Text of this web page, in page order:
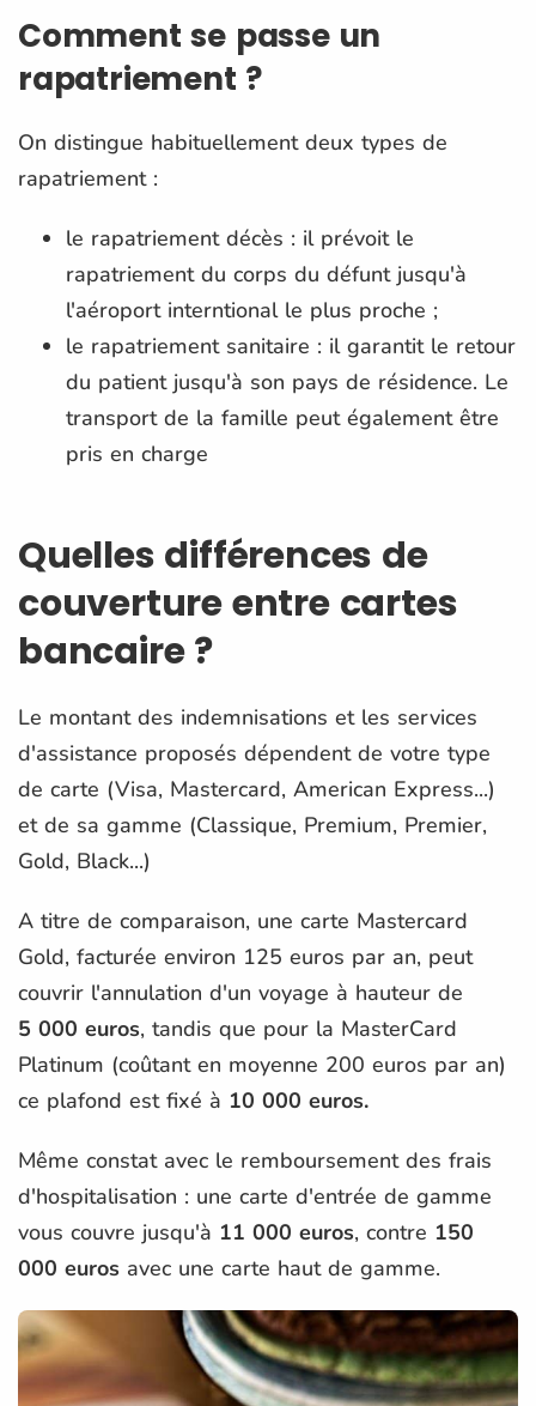
Comment se passe un
rapatriement ?
On distingue habituellement deux types de
rapatriement :
le rapatriement décès : il prévoit le
rapatriement du corps du défunt jusqu'à
l'aéroport interntional le plus proche ;
le rapatriement sanitaire : il garantit le retour
du patient jusqu'à son pays de résidence. Le
transport de la famille peut également être
pris en charge
Quelles différences de
couverture entre cartes
bancaire ?
Le montant des indemnisations et les services
d'assistance proposés dépendent de votre type
de carte (Visa, Mastercard, American Express...)
et de sa gamme (Classique, Premium, Premier,
Gold, Black...)
A titre de comparaison, une carte Mastercard
Gold, facturée environ 125 euros par an, peut
couvrir l'annulation d'un voyage à hauteur de
5 000 euros, tandis que pour la MasterCard
Platinum (coûtant en moyenne 200 euros par an)
ce plafond est fixé à 10 000 euros.
Même constat avec le remboursement des frais
d'hospitalisation : une carte d'entrée de gamme
vous couvre jusqu'à 11 000 euros, contre 150
000 euros avec une carte haut de gamme.